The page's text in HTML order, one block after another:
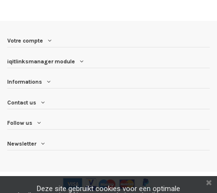
Votre compte
iqitlinksmanager module
Informations
Contact us
Follow us
Newsletter
Deze site gebruikt cookies voor een optimale